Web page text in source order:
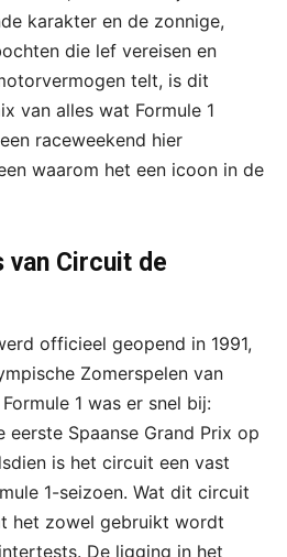
karakter en de zonnige,
die lef vereisen en
telt, is dit
van alles wat Formule 1
raceweekend hier
waarom het een icoon in de
van Circuit de
officieel geopend in 1991,
Zomerspelen van
1 was er snel bij:
Spaanse Grand Prix op
is het circuit een vast
1-seizoen. Wat dit circuit
het zowel gebruikt wordt
De ligging in het